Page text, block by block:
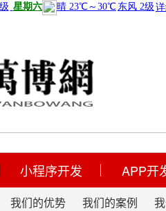
小程序开发 APP开
我们的优势 我们的案例